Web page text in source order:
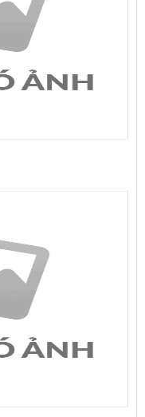
viện đa khoa quốc tế
tế huyện Tiên Yên năm